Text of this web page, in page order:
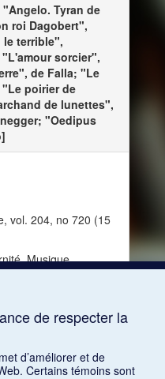
Tyran de
roi Dagobert",
le terrible",
sorcier",
de Falla; "Le
poirier de
de lunettes",
"Oedipus
vol. 204, no 720 (15
Musique
de respecter la
d’améliorer et de
Certains témoins sont